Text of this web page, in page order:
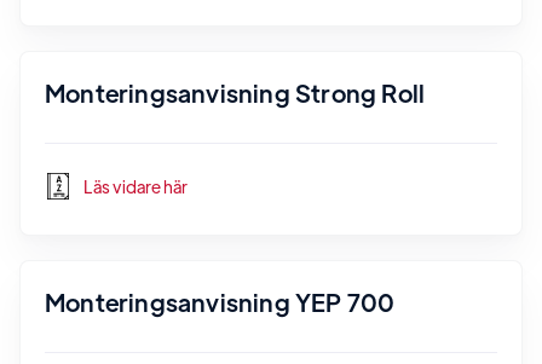
Monteringsanvisning Strong Roll
Läs vidare här
Monteringsanvisning YEP 700